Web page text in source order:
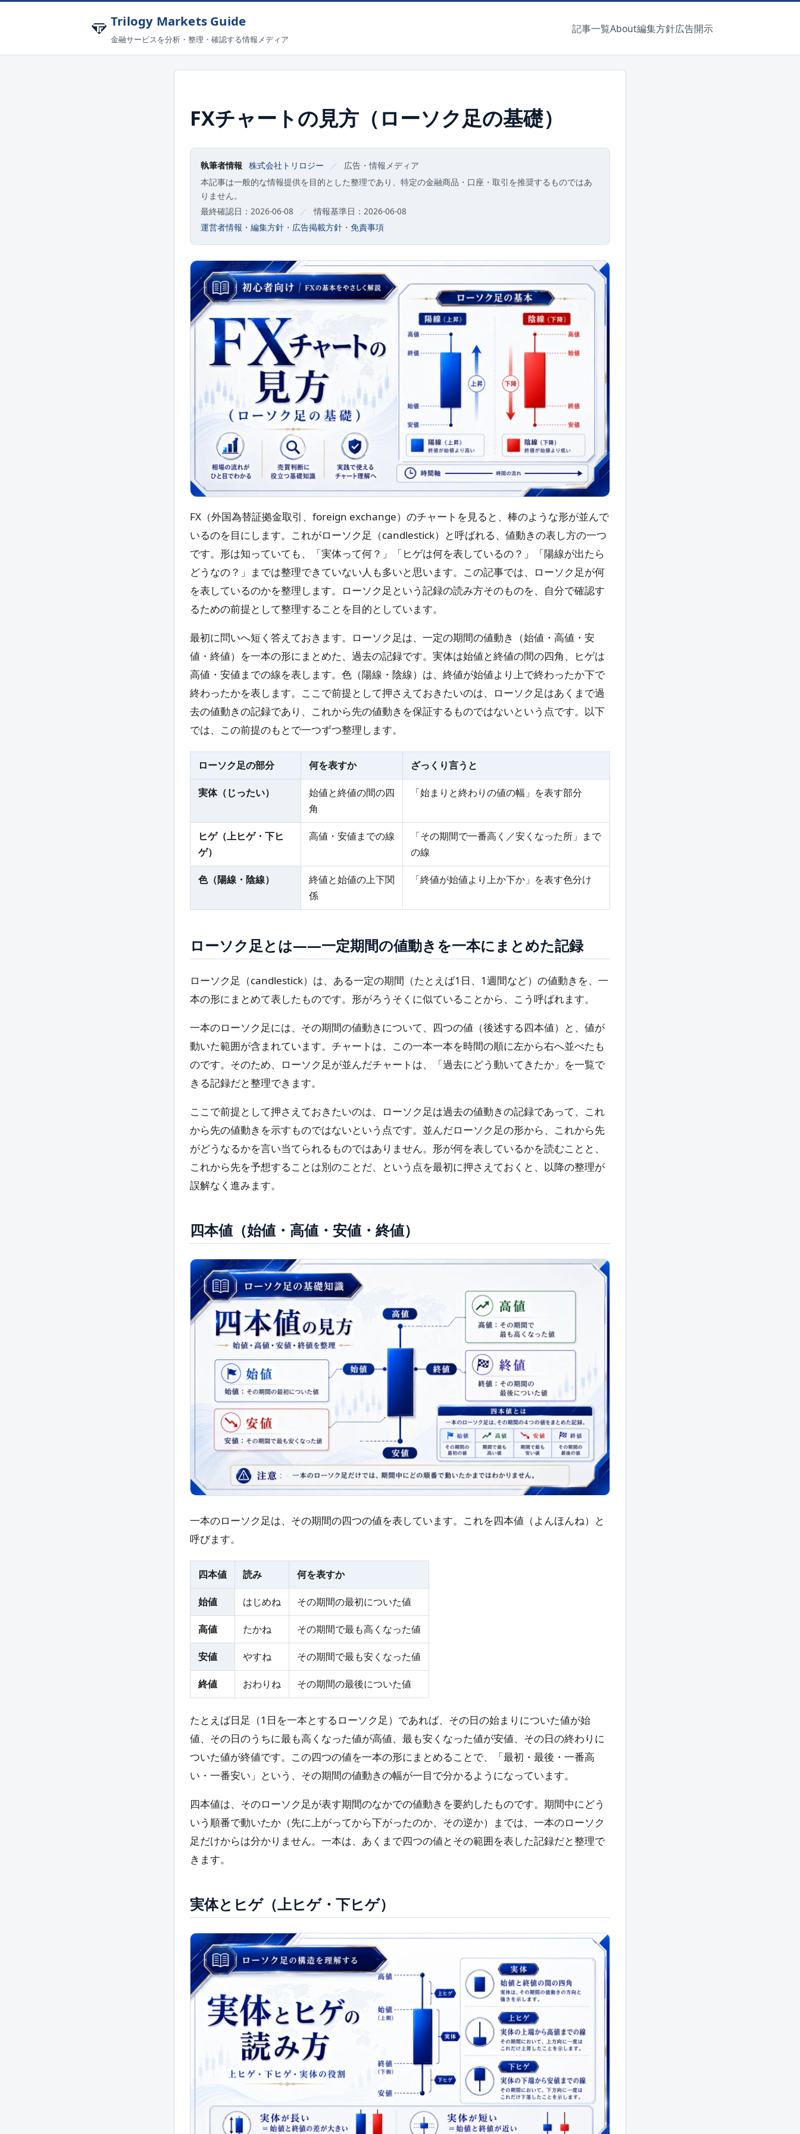
Trilogy Markets Guide
金融サービスを分析・整理・確認する情報メディア
記事一覧About編集方針広告開示
FXチャートの見方（ローソク足の基礎）
執筆者情報 株式会社トリロジー ／
広告・情報メディア
本記事は一般的な情報提供を目的とした整理であり、特定の金融商品・口座・取引を推奨するものではあ
りません。
最終確認日：2026-06-08
／
情報基準日：2026-06-08
運営者情報 ・ 編集方針 ・ 広告掲載方針 ・ 免責事項
FX（外国為替証拠金取引、foreign exchange）のチャートを見ると、棒のような形が並んで
いるのを目にします。これがローソク足（candlestick）と呼ばれる、値動きの表し方の一つ
です。形は知っていても、「実体って何？」「ヒゲは何を表しているの？」「陽線が出たら
どうなの？」までは整理できていない人も多いと思います。この記事では、ローソク足が何
を表しているのかを整理します。ローソク足という記録の読み方そのものを、自分で確認す
るための前提として整理することを目的としています。
最初に問いへ短く答えておきます。ローソク足は、一定の期間の値動き（始値・高値・安
値・終値）を一本の形にまとめた、過去の記録です。実体は始値と終値の間の四角、ヒゲは
高値・安値までの線を表します。色（陽線・陰線）は、終値が始値より上で終わったか下で
終わったかを表します。ここで前提として押さえておきたいのは、ローソク足はあくまで過
去の値動きの記録であり、これから先の値動きを保証するものではないという点です。以下
では、この前提のもとで一つずつ整理します。
ローソク足の部分 何を表すか ざっくり言うと
実体（じったい）
始値と終値の間の四
角
「始まりと終わりの値の幅」を表す部分
ヒゲ（上ヒゲ・下ヒ
ゲ）
高値・安値までの線
「その期間で一番高く／安くなった所」まで
の線
色（陽線・陰線）
終値と始値の上下関
係
「終値が始値より上か下か」を表す色分け
ローソク足とは——一定期間の値動きを一本にまとめた記録
ローソク足（candlestick）は、ある一定の期間（たとえば1日、1週間など）の値動きを、一
本の形にまとめて表したものです。形がろうそくに似ていることから、こう呼ばれます。
一本のローソク足には、その期間の値動きについて、四つの値（後述する四本値）と、値が
動いた範囲が含まれています。チャートは、この一本一本を時間の順に左から右へ並べたも
のです。そのため、ローソク足が並んだチャートは、「過去にどう動いてきたか」を一覧で
きる記録だと整理できます。
ここで前提として押さえておきたいのは、ローソク足は過去の値動きの記録であって、これ
から先の値動きを示すものではないという点です。並んだローソク足の形から、これから先
がどうなるかを言い当てられるものではありません。形が何を表しているかを読むことと、
これから先を予想することは別のことだ、という点を最初に押さえておくと、以降の整理が
誤解なく進みます。
四本値（始値・高値・安値・終値）
一本のローソク足は、その期間の四つの値を表しています。これを四本値（よんほんね）と
呼びます。
四本値 読み 何を表すか
始値 はじめね その期間の最初についた値
高値 たかね その期間で最も高くなった値
安値 やすね その期間で最も安くなった値
終値 おわりね その期間の最後についた値
たとえば日足（1日を一本とするローソク足）であれば、その日の始まりについた値が始
値、その日のうちに最も高くなった値が高値、最も安くなった値が安値、その日の終わりに
ついた値が終値です。この四つの値を一本の形にまとめることで、「最初・最後・一番高
い・一番安い」という、その期間の値動きの幅が一目で分かるようになっています。
四本値は、そのローソク足が表す期間のなかでの値動きを要約したものです。期間中にどう
いう順番で動いたか（先に上がってから下がったのか、その逆か）までは、一本のローソク
足だけからは分かりません。一本は、あくまで四つの値とその範囲を表した記録だと整理で
きます。
実体とヒゲ（上ヒゲ・下ヒゲ）